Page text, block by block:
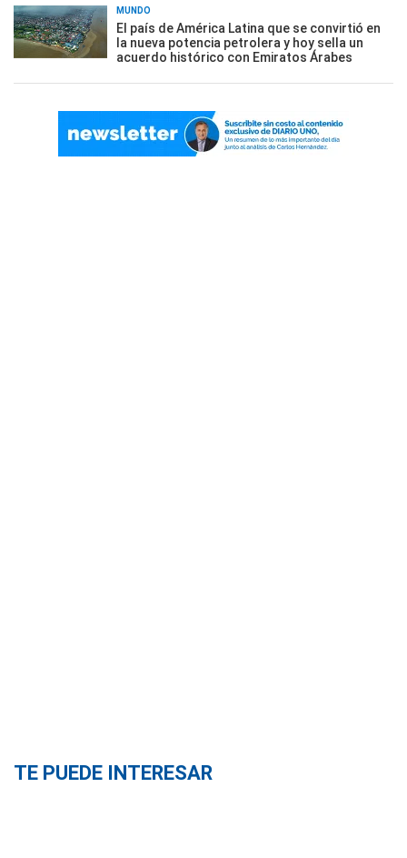
MUNDO
El país de América Latina que se convirtió en
la nueva potencia petrolera y hoy sella un
acuerdo histórico con Emiratos Árabes
TE PUEDE INTERESAR